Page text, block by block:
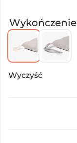
Wykończenie
Wyczyść